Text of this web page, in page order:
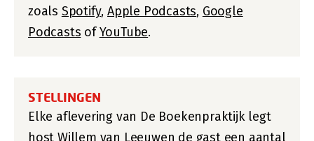
zoals Spotify,Apple Podcasts, Google
Podcasts ofYouTube.
STELLINGEN
Elke aflevering van De Boekenpraktijk legt
host Willem van Leeuwen de gast een aantal